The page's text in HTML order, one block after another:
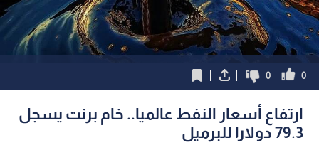
0
0
ارتفاع أسعار النفط عالميا.. خام برنت يسجل
79.3 دولارا للبرميل